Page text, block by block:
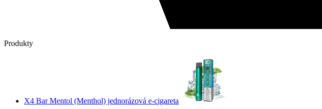
Produkty
X4 Bar Mentol (Menthol) jednorázová e-cigareta